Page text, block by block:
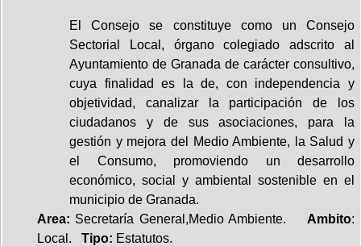
El Consejo se constituye como un Consejo
Sectorial Local, órgano colegiado adscrito al
Ayuntamiento de Granada de carácter consultivo,
cuya finalidad es la de, con independencia y
objetividad, canalizar la participación de los
ciudadanos y de sus asociaciones, para la
gestión y mejora del Medio Ambiente, la Salud y
el Consumo, promoviendo un desarrollo
económico, social y ambiental sostenible en el
municipio de Granada.
Area: Secretaría General,Medio Ambiente. Ambito:
Local. Tipo: Estatutos.